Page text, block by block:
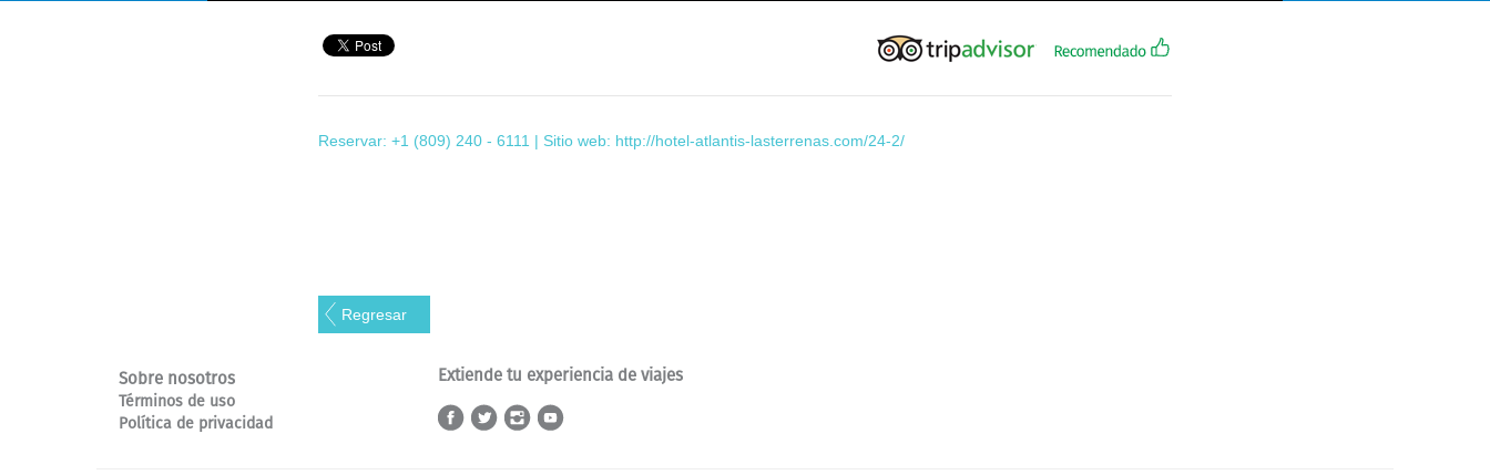
Reservar: +1 (809) 240 - 6111 | Sitio web: http://hotel-atlantis-lasterrenas.com/24-2/
Regresar
Sobre nosotros
Términos de uso
Política de privacidad
Extiende tu experiencia de viajes